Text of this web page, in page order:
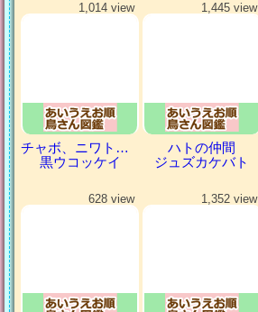
1,014 view
チャボ、ニワトリの仲間
黒ウコッケイ
1,445 view
ハトの仲間
ジュズカケバト
628 view 1,352 view